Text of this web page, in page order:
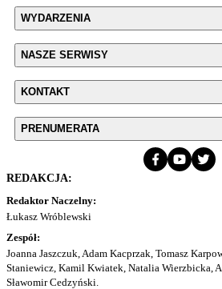
WYDARZENIA
NASZE SERWISY
KONTAKT
PRENUMERATA
REDAKCJA:
Redaktor Naczelny:
Łukasz Wróblewski
Zespół:
Joanna Jaszczuk, Adam Kacprzak, Tomasz
Staniewicz, Kamil Kwiatek, Natalia Wierzbicka,
Sławomir Cedzyński.